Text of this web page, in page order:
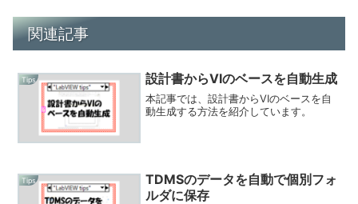
関連記事
Tips 設計書からVIのベースを自動生成
本記事では、設計書からVIのベースを自
動生成する方法を紹介しています。
Tips
TDMSのデータを自動で個別フォ
ルダに保存